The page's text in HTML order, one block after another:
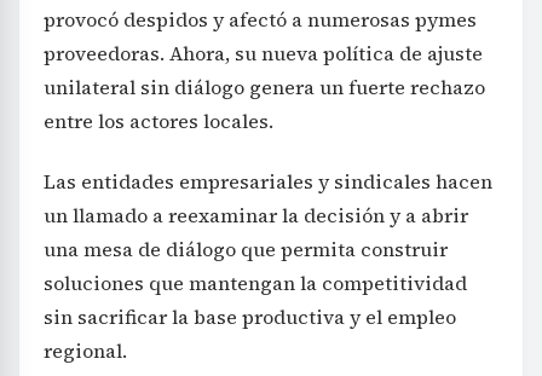
provocó despidos y afectó a numerosas pymes
proveedoras. Ahora, su nueva política de ajuste
unilateral sin diálogo genera un fuerte rechazo
entre los actores locales.
Las entidades empresariales y sindicales hacen
un llamado a reexaminar la decisión y a abrir
una mesa de diálogo que permita construir
soluciones que mantengan la competitividad
sin sacrificar la base productiva y el empleo
regional.